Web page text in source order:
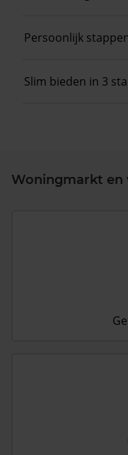
Persoonlijk
Slim bieden in 3
Woningmarkt